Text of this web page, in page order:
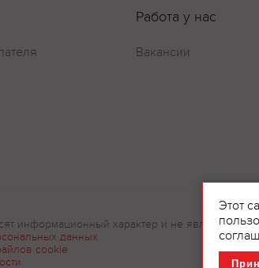
Работа у нас
Вакансии
информационный характер и не являются
данных
cookie
Этот